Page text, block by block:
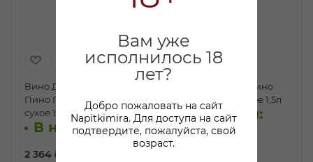
Вам уже
исполнилось 18
лет?
Добро пожаловать на сайт
Napitkimira. Для доступа на сайт
подтвердите, пожалуйста, свой
возраст.
Вино Дука Сардженто
Пино Гриджио белое
сухое 1,5л
В наличии:
2 364 ₽
Вино Патрицио Пино
Гриджо белое сухое 1,5л
В наличии: